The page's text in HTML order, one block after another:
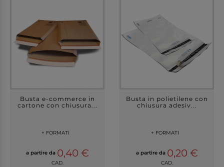
Busta e-commerce in
cartone con chiusura...
+ FORMATI
a partire da 0,40 €
CAD.
Busta in polietilene con
chiusura adesiv...
+ FORMATI
a partire da 0,20 €
CAD.